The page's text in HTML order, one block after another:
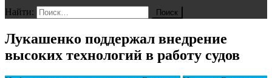
Найти:
Лукашенко поддержал внедрение
высоких технологий в работу судов